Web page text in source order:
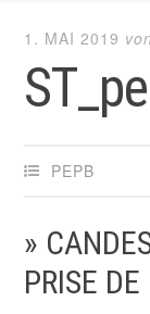
1. MAI 2019 von
PEPB
»
PRISE